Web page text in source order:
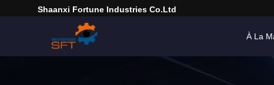
Shaanxi Fortune Industries Co.ltd
À La